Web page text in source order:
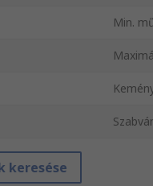
Min.
keresése